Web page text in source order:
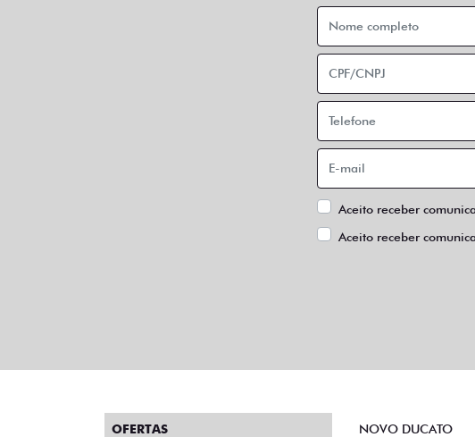
Aceito receber
Aceito receber
OFERTAS NOVO DUCATO